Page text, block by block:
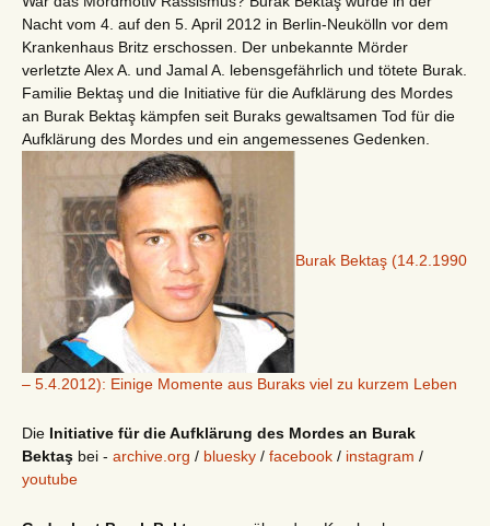
Nacht vom 4. auf den 5. April 2012 in Berlin-Neukölln vor dem
Krankenhaus Britz erschossen. Der unbekannte Mörder
verletzte Alex A. und Jamal A. lebensgefährlich und tötete Burak.
Familie Bektaş und die Initiative für die Aufklärung des Mordes
an Burak Bektaş kämpfen seit Buraks gewaltsamen Tod für die
Aufklärung des Mordes und ein angemessenes Gedenken.
Burak Bektaş (14.2.1990
– 5.4.2012): Einige Momente aus Buraks viel zu kurzem Leben
Die Initiative für die Aufklärung des Mordes an Burak
Bektaş bei - archive.org / bluesky / facebook / instagram /
youtube